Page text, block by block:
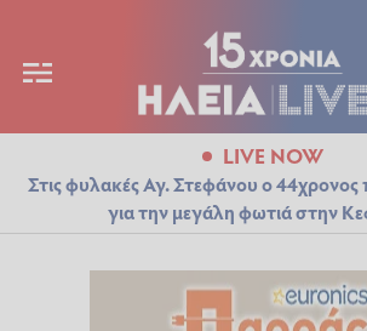
LIVE NOW
Στις φυλακές Αγ. Στεφάνου ο 44χρονος
για την μεγάλη φωτιά στην